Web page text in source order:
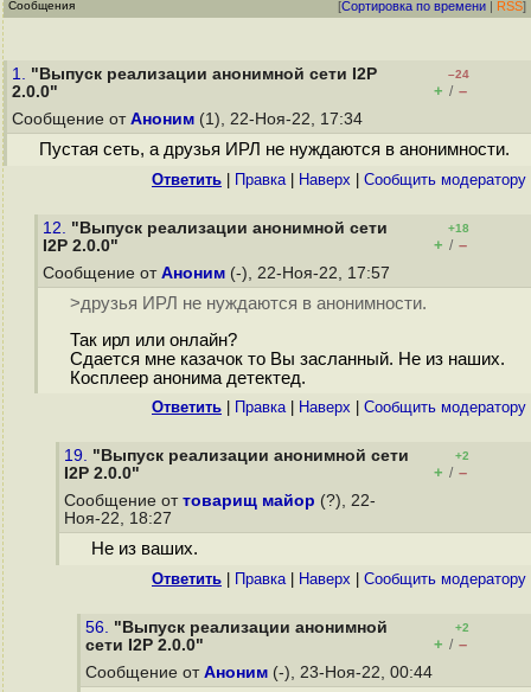
Сообщения [Сортировка по времени | RSS]
1. "Выпуск реализации анонимной сети I2P
2.0.0"
–24
+ / –
Сообщение от Аноним (1), 22-Ноя-22, 17:34
Пустая сеть, а друзья ИРЛ не нуждаются в анонимности.
Ответить Правка| Наверх Cообщить модератору
12. "Выпуск реализации анонимной сети
I2P 2.0.0"
+18
+ / –
Сообщение от Аноним (-), 22-Ноя-22, 17:57
>друзья ИРЛ не нуждаются в анонимности.
Так ирл или онлайн?
Сдается мне казачок то Вы засланный. Не из наших.
Косплеер анонима детектед.
Ответить Правка| Наверх Cообщить модератору
19. "Выпуск реализации анонимной сети
I2P 2.0.0"
+2
+ / –
Сообщение от товарищ майор (?), 22-
Ноя-22, 18:27
Не из ваших.
Ответить Правка| Наверх Cообщить модератору
56. "Выпуск реализации анонимной
сети I2P 2.0.0"
+2
+ / –
Сообщение от Аноним (-), 23-Ноя-22, 00:44